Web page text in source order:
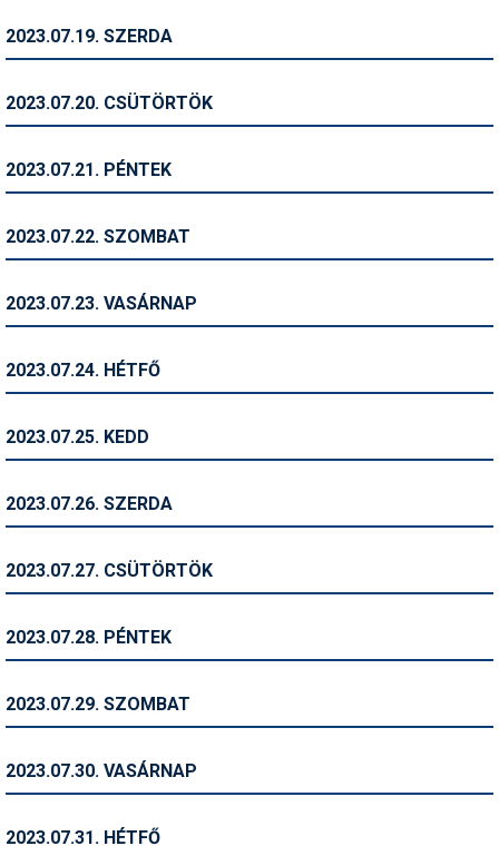
Snowboard
Szakértők
Telemark
Történelem
Utazási tippek
2023.07.19. SZERDA
2023.07.20. CSÜTÖRTÖK
2023.07.21. PÉNTEK
2023.07.22. SZOMBAT
2023.07.23. VASÁRNAP
2023.07.24. HÉTFŐ
2023.07.25. KEDD
2023.07.26. SZERDA
2023.07.27. CSÜTÖRTÖK
2023.07.28. PÉNTEK
2023.07.29. SZOMBAT
2023.07.30. VASÁRNAP
2023.07.31. HÉTFŐ